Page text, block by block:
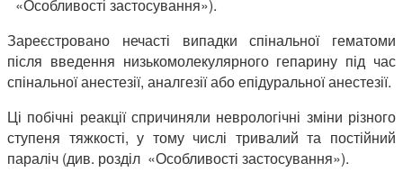
«Особливості застосування»).
Зареєстровано нечасті випадки спінальної гематоми
після введення низькомолекулярного гепарину під час
спінальної анестезії, аналгезії або епідуральної анестезії.
Ці побічні реакції спричиняли неврологічні зміни різного
ступеня тяжкості, у тому числі тривалий та постійний
параліч (див. розділ «Особливості застосування»).